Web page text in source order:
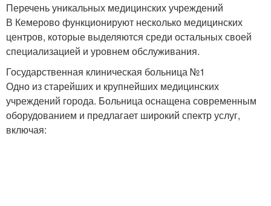
Перечень уникальных медицинских учреждений
В Кемерово функционируют несколько медицинских
центров, которые выделяются среди остальных своей
специализацией и уровнем обслуживания.
Государственная клиническая больница №1
Одно из старейших и крупнейших медицинских
учреждений города. Больница оснащена современным
оборудованием и предлагает широкий спектр услуг,
включая: